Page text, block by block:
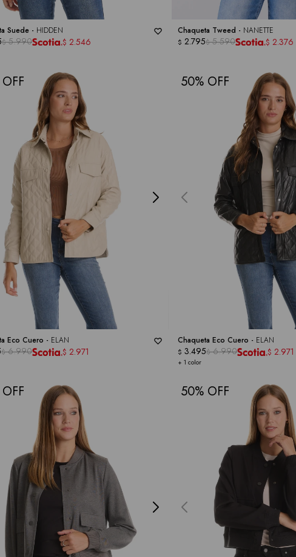
Suede - HIDDEN
$ 5.990 $ 2.546
Chaqueta Tweed - NANETTE
$ 2.795$ 5.590 $ 2.376
Eco Cuero - ELAN
$ 6.990 $ 2.971
50
Chaqueta Eco Cuero - ELAN
+ 1 color
$ 3.495$ 6.990 $ 2.971
50